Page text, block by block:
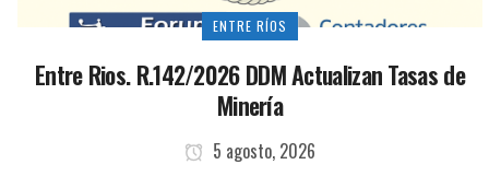
ENTRE RÍOS
Entre Rios. R.142/2026 DDM Actualizan Tasas de
Minería
5 agosto, 2026